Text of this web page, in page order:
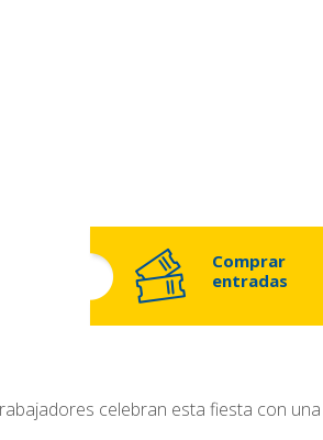
Comprar
entradas
celebran esta fiesta con una